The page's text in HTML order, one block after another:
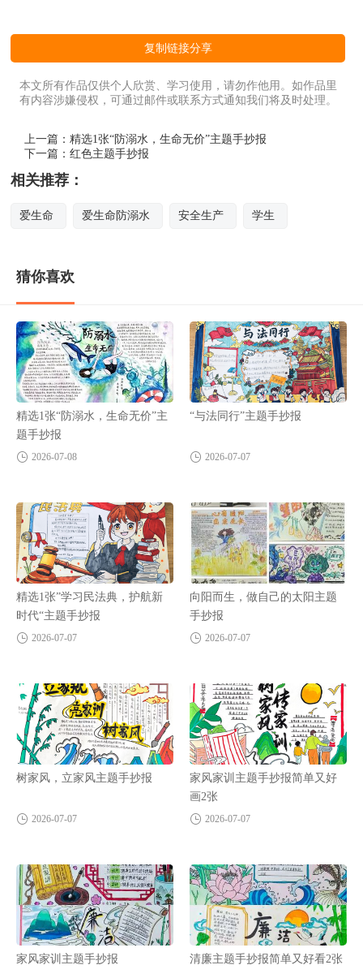
复制链接分享
本文所有作品仅供个人欣赏、学习使用，请勿作他用。如作品里
有内容涉嫌侵权，可通过邮件或联系方式通知我们将及时处理。
上一篇：精选1张“防溺水，生命无价”主题手抄报
下一篇：红色主题手抄报
相关推荐：
爱生命 爱生命防溺水 安全生产 学生
猜你喜欢
精选1张“防溺水，生命无价”主
题手抄报
2026-07-08
“与法同行”主题手抄报
2026-07-07
精选1张”学习民法典，护航新
时代“主题手抄报
2026-07-07
向阳而生，做自己的太阳主题
手抄报
2026-07-07
树家风，立家风主题手抄报
2026-07-07
家风家训主题手抄报简单又好
画2张
2026-07-07
家风家训主题手抄报 清廉主题手抄报简单又好看2张